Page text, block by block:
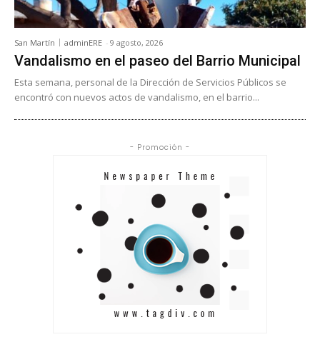
San Martín adminERE - 9 agosto, 2026
Vandalismo en el paseo del Barrio Municipal
Esta semana, personal de la Dirección de Servicios Públicos se
encontró con nuevos actos de vandalismo, en el barrio...
- Promoción -